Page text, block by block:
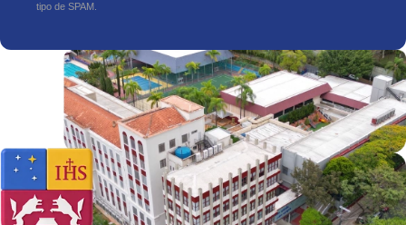
tipo de SPAM.